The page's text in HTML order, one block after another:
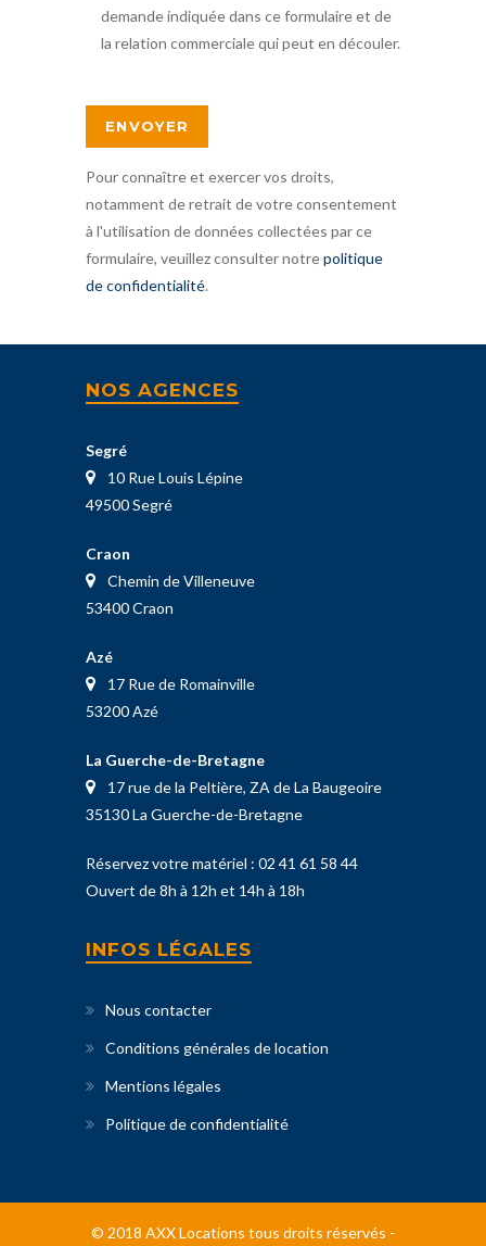
demande indiquée dans ce formulaire et de
la relation commerciale qui peut en découler.
Pour connaître et exercer vos droits,
notamment de retrait de votre consentement
à l'utilisation de données collectées par ce
formulaire, veuillez consulter notrepolitique
de confidentialité.
NOS AGENCES
Segré
10 Rue Louis Lépine
49500 Segré
Craon
Chemin de Villeneuve
53400 Craon
Azé
17 Rue de Romainville
53200 Azé
La Guerche-de-Bretagne
17 rue de la Peltière, ZA de La Baugeoire
35130 La Guerche-de-Bretagne
Réservez votre matériel : 02 41 61 58 44
Ouvert de 8h à 12h et 14h à 18h
INFOS LÉGALES
Nous contacter
Conditions générales de location
Mentions légales
Politique de confidentialité
© 2018 AXX Locations tous droits réservés -